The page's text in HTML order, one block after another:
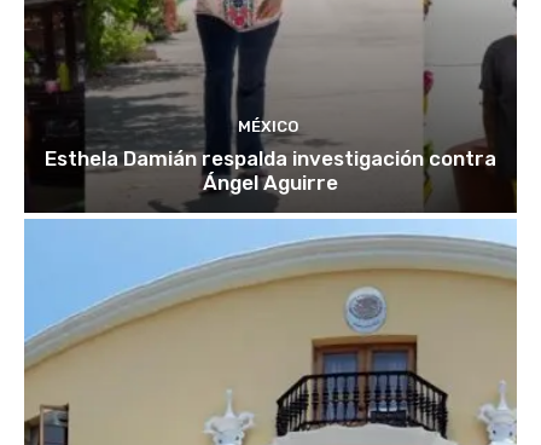
MÉXICO
Esthela Damián respalda investigación contra
Ángel Aguirre